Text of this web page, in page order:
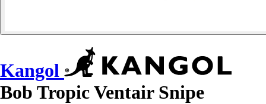
Kangol
Bob Tropic Ventair Snipe